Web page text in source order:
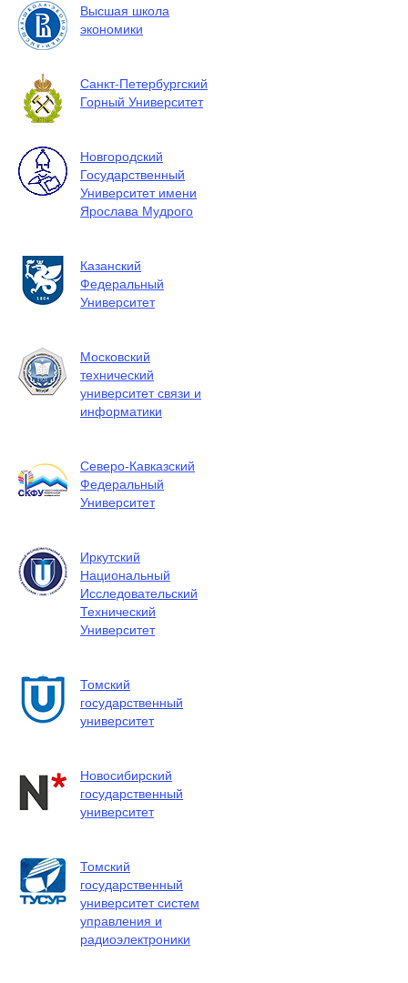
Высшая школа
экономики
Санкт-Петербургский
Горный Университет
Новгородский
Государственный
Университет имени
Ярослава Мудрого
Казанский
Федеральный
Университет
Московский
технический
университет связи и
информатики
Северо-Кавказский
Федеральный
Университет
Иркутский
Национальный
Исследовательский
Технический
Университет
Томский
государственный
университет
Новосибирский
государственный
университет
Томский
государственный
университет систем
управления и
радиоэлектроники